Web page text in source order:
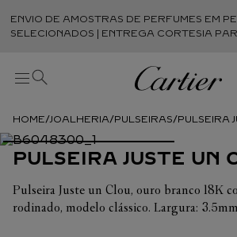
ENVIO DE AMOSTRAS DE PERFUMES EM
SELECIONADOS | ENTREGA CORTESIA
JOALHERIA PULSEIRAS PULSEIRA
PULSEIRA JUSTE UN
Pulseira Juste un Clou, ouro branco 18K
rodinado, modelo clássico. Largura: